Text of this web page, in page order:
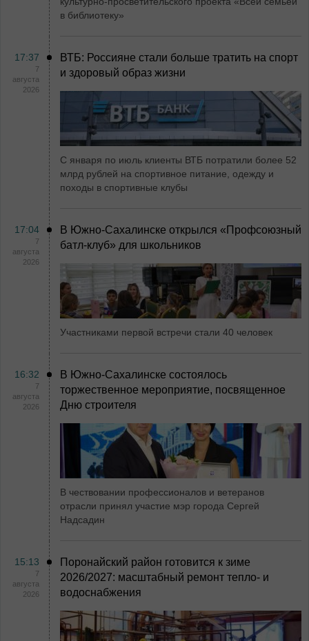
в библиотеку»
17:37
7
августа
2026
ВТБ: Россияне стали больше тратить на спорт
и здоровый образ жизни
С января по июль клиенты ВТБ потратили более 52
млрд рублей на спортивное питание, одежду и
походы в спортивные клубы
17:04
7
августа
2026
В Южно-Сахалинске открылся «Профсоюзный
батл-клуб» для школьников
Участниками первой встречи стали 40 человек
16:32
7
августа
2026
В Южно-Сахалинске состоялось
торжественное мероприятие, посвященное
Дню строителя
В чествовании профессионалов и ветеранов
отрасли принял участие мэр города Сергей
Надсадин
15:13
7
августа
2026
Поронайский район готовится к зиме
2026/2027: масштабный ремонт тепло- и
водоснабжения